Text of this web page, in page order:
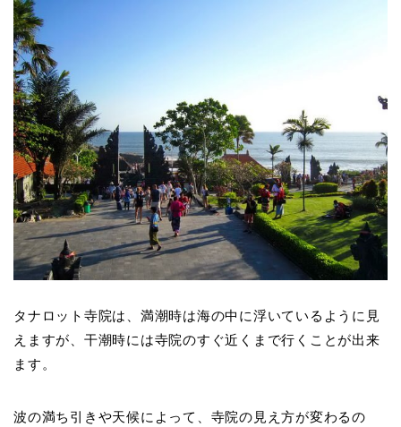
タナロット寺院は、満潮時は海の中に浮いているように見
えますが、干潮時には寺院のすぐ近くまで行くことが出来
ます。
波の満ち引きや天候によって、寺院の見え方が変わるの